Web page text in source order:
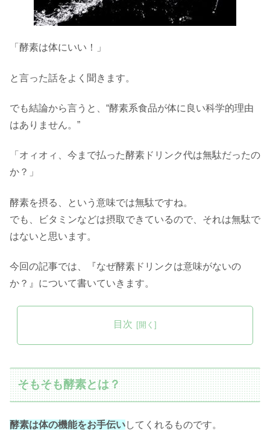
「酵素は体にいい！」
と言った話をよく聞きます。
でも結論から言うと、“酵素系食品が体に良い科学的理由
はありません。”
「オィオィ、今まで払った酵素ドリンク代は無駄だったの
か？」
酵素を摂る、という意味では無駄ですね。
でも、ビタミンなどは摂取できているので、それは無駄で
はないと思います。
今回の記事では、『なぜ酵素ドリンクは意味がないの
か？』について書いていきます。
目次
そもそも酵素とは？
酵素は体の機能をお手伝いしてくれるものです。